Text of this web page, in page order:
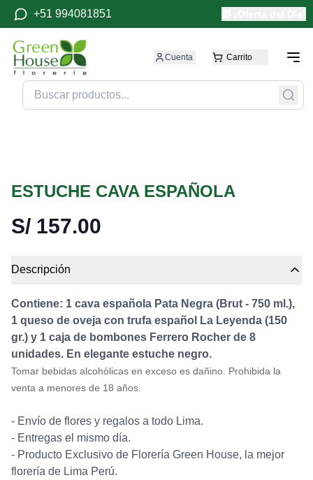
+51 994081851
Cuenta Carrito
ESTUCHE CAVA ESPAÑOLA
S/ 157.00
Descripción
Contiene: 1 cava española Pata Negra (Brut - 750 ml.),
1 queso de oveja con trufa español La Leyenda (150
gr.) y 1 caja de bombones Ferrero Rocher de 8
unidades. En elegante estuche negro.
Tomar bebidas alcohólicas en exceso es dañino. Prohibida la
venta a menores de 18 años.
- Envío de flores y regalos a todo Lima.
- Entregas el mismo día.
- Producto Exclusivo de Florería Green House, la mejor
florería de Lima Perú.